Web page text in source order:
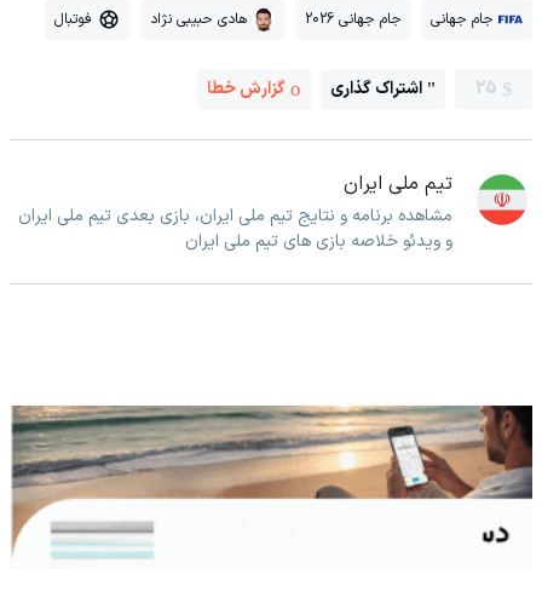
جام جهانی جام جهانی 2026 هادی حبیبی نژاد فوتبال
25 اشتراک گذاری گزارش خطا
تیم ملی ایران
مشاهده برنامه و نتایج تیم ملی ایران، بازی بعدی تیم ملی ایران
و ویدئو خلاصه بازی های تیم ملی ایران